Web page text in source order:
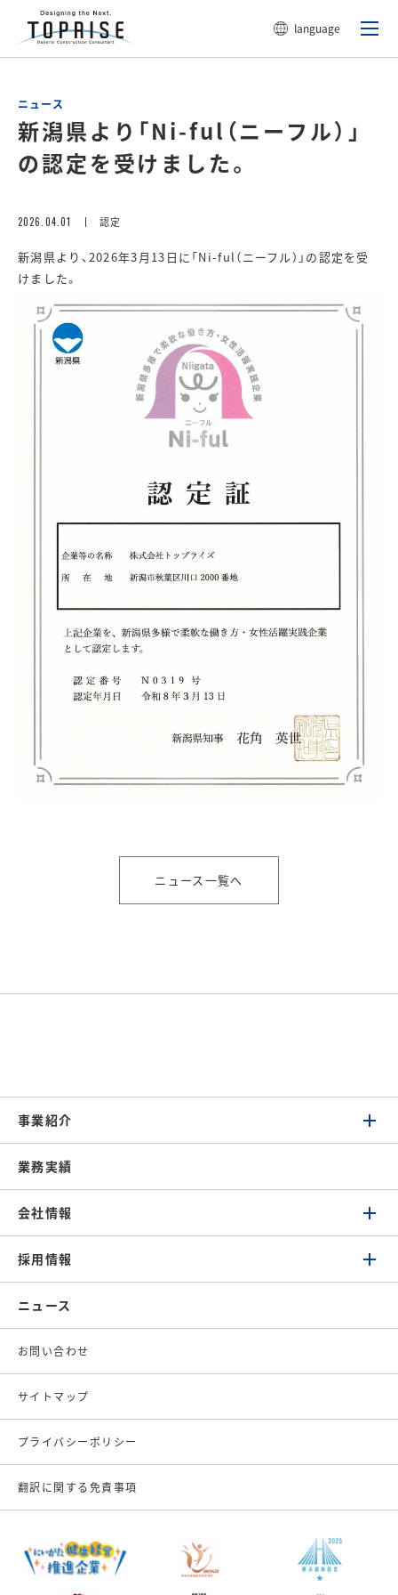
language
ニュース
新潟県より「Ni-ful（ニーフル）」
の認定を受けました。
2026.04.01 認定
新潟県より、2026年3月13日に「Ni-ful（ニーフル）」の認定を受
けました。
ニュース一覧へ
事業紹介
業務実績
会社情報
採用情報
ニュース
お問い合わせ
サイトマップ
プライバシーポリシー
翻訳に関する免責事項